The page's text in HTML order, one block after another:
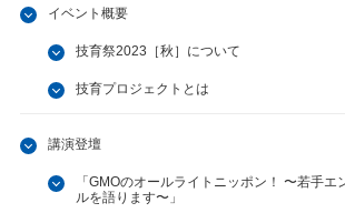
イベント概要
技育祭2023［秋］について
技育プロジェクトとは
講演登壇
「GMOのオールライトニッポン！ 〜若手エ
ルを語ります〜」